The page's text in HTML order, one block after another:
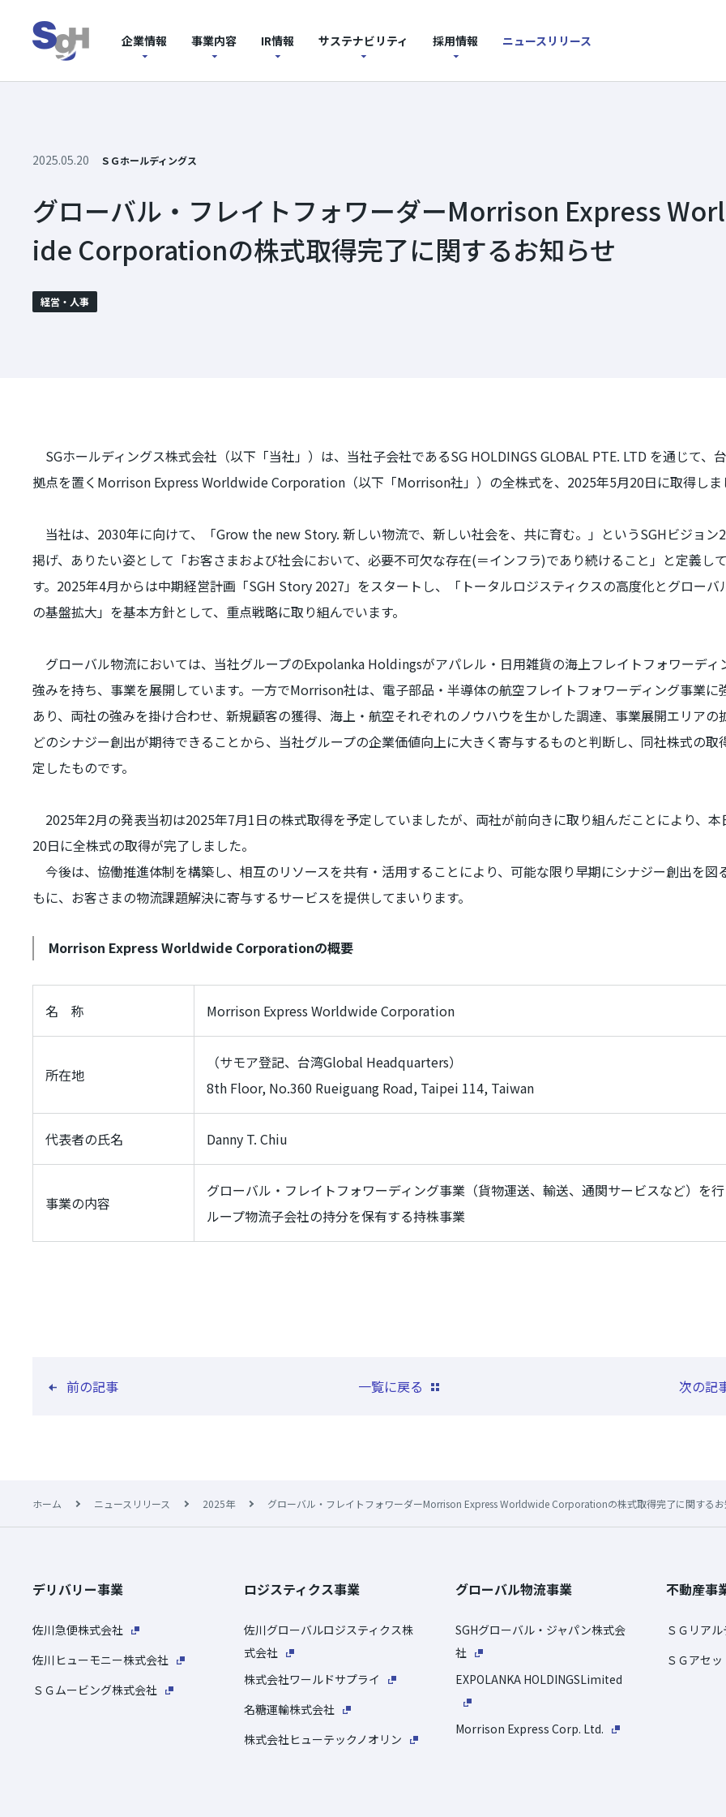
企業情報 事業内容 IR情報 サステナビリティ 採用情報 ニュースリリース
2025.05.20 ＳＧホールディングス
グローバル・フレイトフォワーダーMorrison Express
ide Corporationの株式取得完了に関するお知らせ
経営・人事
SGホールディングス株式会社（以下「当社」）は、当社子会社であるSG HOLDINGS GLOBAL PTE. LTD を通じて、
拠点を置く Morrison Express Worldwide Corporation（以下「Morrison社」）の全株式を、 2025年5月20日に取得し
当社は、 2030年に向けて、「Grow the new Story. 新しい物流で、新しい社会を、共に育む。」というSGHビジョン
掲げ、ありたい姿として「お客さまおよび社会において、必要不可欠な存在(＝インフラ)であり続けること」と定義し
す。 2025年4月からは中期経営計画「SGH Story 2027」をスタートし、「トータルロジスティクスの高度化とグローバ
の基盤拡大」を基本方針として、重点戦略に取り組んでいます。
グローバル物流においては、当社グループのExpolanka Holdingsがアパレル・日用雑貨の海上フレイトフォワーディ
強みを持ち、事業を展開しています。一方でMorrison社は、電子部品・半導体の航空フレイトフォワーディング事業に
あり、両社の強みを掛け合わせ、新規顧客の獲得、海上・航空それぞれのノウハウを生かした調達、事業展開エリアの
どのシナジー創出が期待できることから、当社グループの企業価値向上に大きく寄与するものと判断し、同社株式の取
定したものです。
2025年2月の発表当初は2025年7月1日の株式取得を予定していましたが、両社が前向きに取り組んだことにより、本
20日に全株式の取得が完了しました。
今後は、協働推進体制を構築し、相互のリソースを共有・活用することにより、可能な限り早期にシナジー創出を図
もに、お客さまの物流課題解決に寄与するサービスを提供してまいります。
Morrison Express Worldwide Corporationの概要
名 称 Morrison Express Worldwide Corporation
所在地
（サモア登記、台湾Global Headquarters）
8th Floor, No.360 Rueiguang Road, Taipei 114, Taiwan
代表者の氏名 Danny T. Chiu
事業の内容
グローバル・フレイトフォワーディング事業（貨物運送、輸送、通関サービスなど）を
ループ物流子会社の持分を保有する持株事業
前の記事 一覧に戻る 次の記
ホーム ニュースリリース 2025年 グローバル・フレイトフォワーダーMorrison Express Worldwide Corporationの株式取得完了に関する
デリバリー事業
佐川急便株式会社
佐川ヒューモニー株式会社
ＳＧムービング株式会社
ロジスティクス事業
佐川グローバルロジスティクス株
式会社
株式会社ワールドサプライ
名糖運輸株式会社
株式会社ヒューテックノオリン
グローバル物流事業
SGHグローバル・ジャパン株式会
社
EXPOLANKA HOLDINGSLimited
Morrison Express Corp. Ltd.
不動産事
ＳＧリア
ＳＧアセ